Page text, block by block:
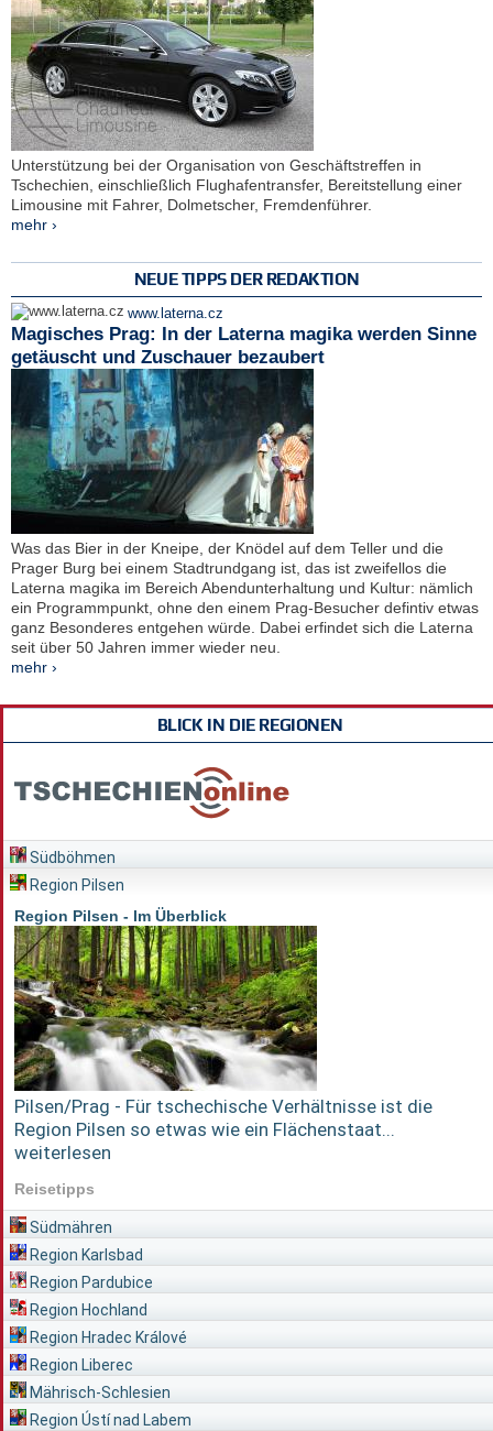
Unterstützung bei der Organisation von Geschäftstreffen in
Tschechien, einschließlich Flughafentransfer, Bereitstellung einer
Limousine mit Fahrer, Dolmetscher, Fremdenführer.
mehr ›
NEUE TIPPS DER REDAKTION
www.laterna.cz
Magisches Prag: In der Laterna magika werden Sinne
getäuscht und Zuschauer bezaubert
Was das Bier in der Kneipe, der Knödel auf dem Teller und die
Prager Burg bei einem Stadtrundgang ist, das ist zweifellos die
Laterna magika im Bereich Abendunterhaltung und Kultur: nämlich
ein Programmpunkt, ohne den einem Prag-Besucher defintiv etwas
ganz Besonderes entgehen würde. Dabei erfindet sich die Laterna
seit über 50 Jahren immer wieder neu.
mehr ›
BLICK IN DIE REGIONEN
Südböhmen
Region Pilsen
Region Pilsen - Im Überblick
Pilsen/Prag - Für tschechische Verhältnisse ist die
Region Pilsen so etwas wie ein Flächenstaat...
weiterlesen
Reisetipps
Südmähren
Region Karlsbad
Region Pardubice
Region Hochland
Region Hradec Králové
Region Liberec
Mährisch-Schlesien
Region Ústí nad Labem